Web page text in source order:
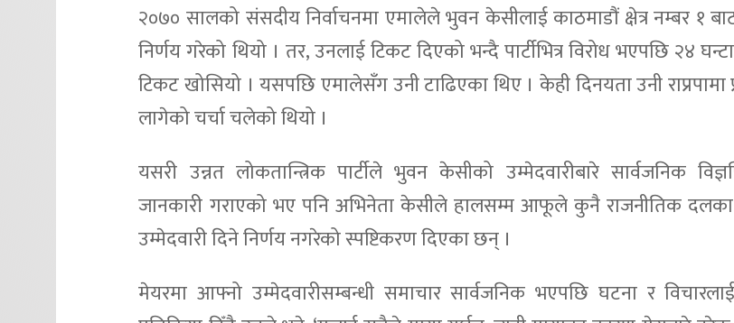
२०७० सालको संसदीय निर्वाचनमा एमालेले भुवन केसीलाई काठमाडौं क्षेत्र नम्बर १
निर्णय गरेको थियो । तर, उनलाई टिकट दिएको भन्दै पार्टीभित्र विरोध भएपछि २४
टिकट खोसियो । यसपछि एमालेसँग उनी टाढिएका थिए । केही दिनयता उनी राप्रपामा
लागेको चर्चा चलेको थियो ।
यसरी उन्नत लोकतान्त्रिक पार्टीले भुवन केसीको उम्मेदवारीबारे सार्वजनिक
जानकारी गराएको भए पनि अभिनेता केसीले हालसम्म आफूले कुनै राजनीतिक दलका
उम्मेदवारी दिने निर्णय नगरेको स्पष्टिकरण दिएका छन् ।
मेयरमा आफ्नो उम्मेदवारीसम्बन्धी समाचार सार्वजनिक भएपछि घटना र